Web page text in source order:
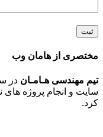
از هامان وب
هـامـان